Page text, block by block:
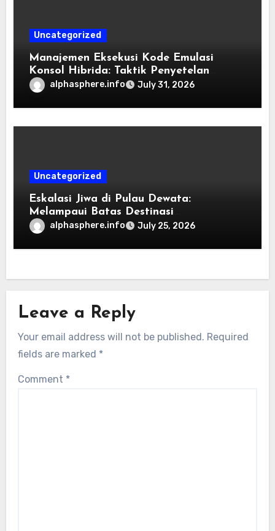
Uncategorized
Manajemen Eksekusi Kode Emulasi
Konsol Hibrida: Taktik Penyetelan
Shader dan Rendisi Grafis
alphasphere.info July 31, 2026
Uncategorized
Eskalasi Jiwa di Pulau Dewata:
Melampaui Batas Destinasi
Konvensional di Tahun 2026
alphasphere.info July 25, 2026
Leave a Reply
Your email address will not be published. Required
fields are marked *
Comment *